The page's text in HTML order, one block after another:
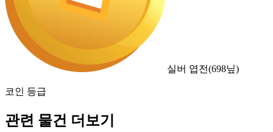
실버 엽전(698닢)
코인 등급
관련 물건 더보기